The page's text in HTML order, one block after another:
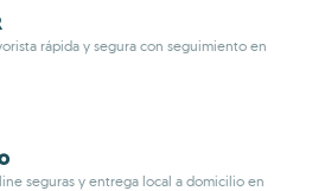
rápida y segura con seguimiento en
seguras y entrega local a domicilio en